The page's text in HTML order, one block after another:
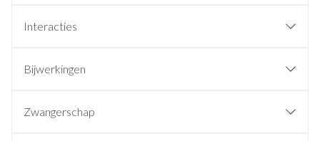
Interacties
Bijwerkingen
Zwangerschap